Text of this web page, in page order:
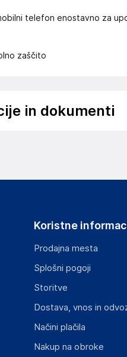
telefon enostavno za
zaščito
in dokumenti
na embalaži izdelka
varnostnimi in drugimi
Koristne
Prodajna mesta
Splošni pogoji
Storitve
Dostava, vnos in
Načini plačila
Nakup na obroke